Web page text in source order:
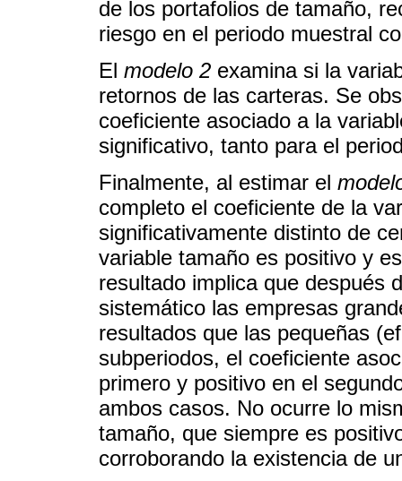
de los portafolios de tamaño,
riesgo en el periodo muestral
El modelo 2 examina si la
retornos de las carteras. Se
coeficiente asociado a la
significativo, tanto para el
Finalmente, al estimar el
completo el coeficiente de la
significativamente distinto de
variable tamaño es positivo y
resultado implica que después
sistemático las empresas
resultados que las pequeñas
subperiodos, el coeficiente
primero y positivo en el
ambos casos. No ocurre lo
tamaño, que siempre es
corroborando la existencia de